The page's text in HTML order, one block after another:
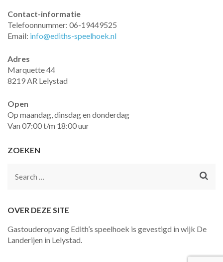
Contact-informatie
Telefoonnummer: 06-19449525
Email: info@ediths-speelhoek.nl
Adres
Marquette 44
8219 AR Lelystad
Open
Op maandag, dinsdag en donderdag
Van 07:00 t/m 18:00 uur
ZOEKEN
Search
OVER DEZE SITE
Gastouderopvang Edith’s speelhoek is gevestigd in wijk De
Landerijen in Lelystad.